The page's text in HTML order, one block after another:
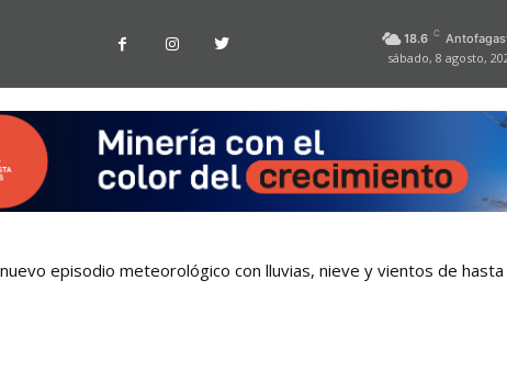
18.6 C
sábado, 8 agosto,
episodio meteorológico con lluvias, nieve y vientos de